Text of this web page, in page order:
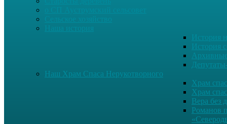
Наша история
История
История
Наш Храм Спаса Нерукотворного
Храм
Храм
Вера без
Романов